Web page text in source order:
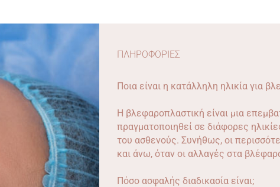
ΠΛΗΡΟΦΟΡΙΕΣ
Ποια είναι η κατάλληλη ηλικία για
Η βλεφαροπλαστική είναι μια
πραγματοποιηθεί σε διάφορες
του ασθενούς. Συνήθως, οι
και άνω, όταν οι αλλαγές στα
Πόσο ασφαλής διαδικασία είναι;